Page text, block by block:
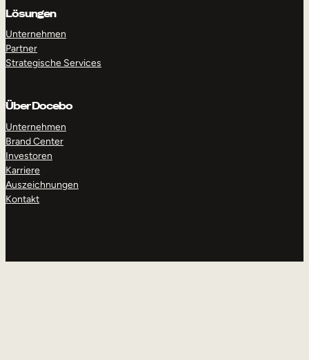
Lösungen
Unternehmen
Partner
Strategische Services
Über Docebo
Unternehmen
Brand Center
Investoren
Karriere
Auszeichnungen
Kontakt